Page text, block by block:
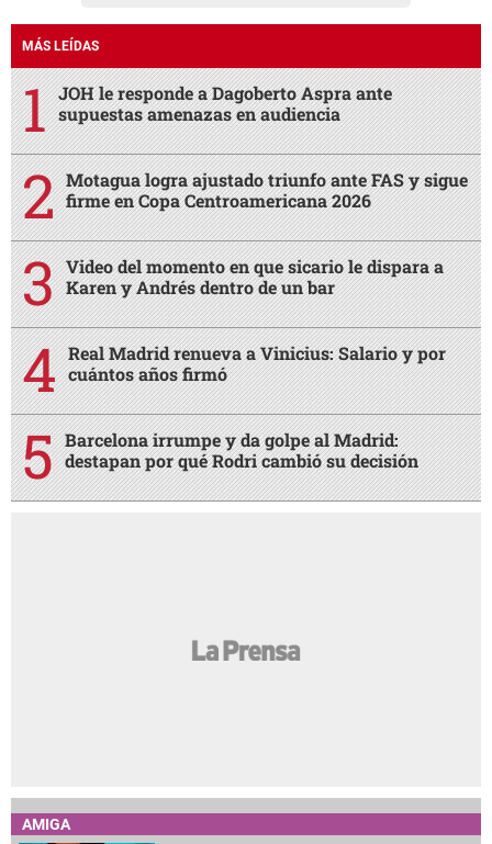
MÁS LEÍDAS
JOH le responde a Dagoberto Aspra ante
supuestas amenazas en audiencia
Motagua logra ajustado triunfo ante FAS y sigue
firme en Copa Centroamericana 2026
Video del momento en que sicario le dispara a
Karen y Andrés dentro de un bar
Real Madrid renueva a Vinicius: Salario y por
cuántos años firmó
Barcelona irrumpe y da golpe al Madrid:
destapan por qué Rodri cambió su decisión
AMIGA